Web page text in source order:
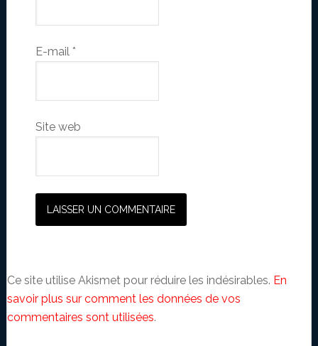
E-mail *
Site web
Ce site utilise Akismet pour réduire les indésirables. En
savoir plus sur comment les données de vos
commentaires sont utilisées.